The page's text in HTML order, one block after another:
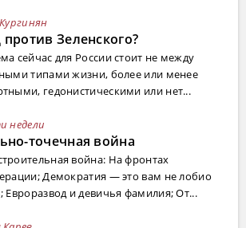
против Зеленского?
сейчас для России стоит не между
типами жизни, более или менее
гедонистическими или нет...
недели
точечная война
война: На фронтах
Демократия — это вам не лобио
Евроразвод и девичья фамилия; От...